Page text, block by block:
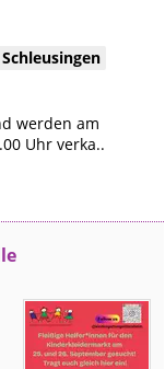
Schleusingen
werden am
Uhr verka..